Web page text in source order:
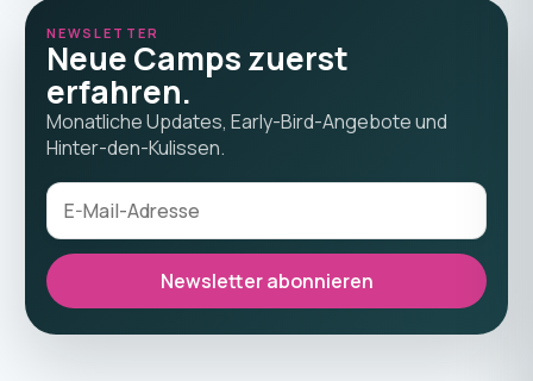
NEWSLETTER
Neue Camps zuerst
erfahren.
Monatliche Updates, Early-Bird-Angebote und
Hinter-den-Kulissen.
Newsletter abonnieren